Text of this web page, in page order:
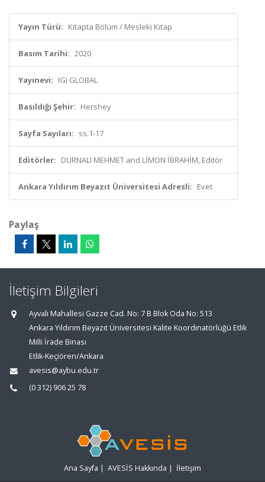
Yayın Türü: Kitapta Bölüm / Mesleki Kitap
Basım Tarihi: 2020
Yayınevi: IGI GLOBAL
Basıldığı Şehir: Hershey
Sayfa Sayıları: ss.1-17
Editörler: DURNALI MEHMET and LİMON İBRAHİM, Editör
Ankara Yıldırım Beyazıt Üniversitesi Adresli: Evet
Paylaş
İletişim Bilgileri
Ayvalı Mahallesi Gazze Cad. No: 7 B Blok Oda No: 513
Ankara Yıldırım Beyazıt Üniversitesi Kalite Koordinatörlüğü Etlik
Milli İrade Binası
Etlik-Keçiören/Ankara
avesis@aybu.edu.tr
(0 312) 906 25 78
Ana Sayfa | AVESİS Hakkında | İletişim